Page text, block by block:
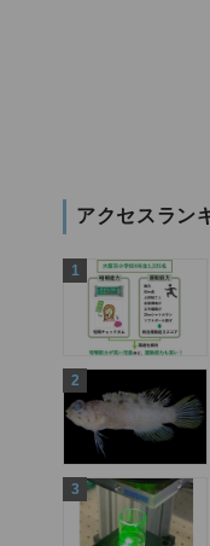
アクセスラン